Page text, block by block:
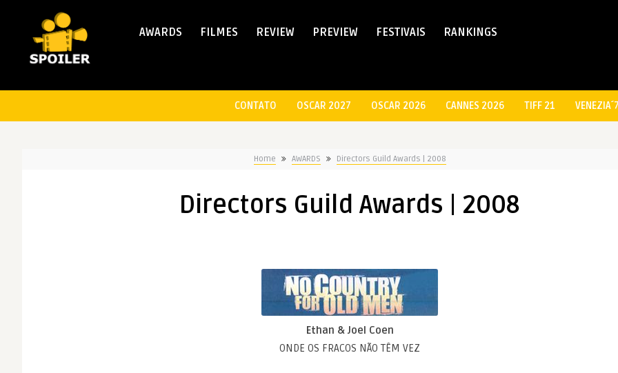
AWARDS FILMES REVIEW PREVIEW FESTIVAIS RANKINGS
CONTATO OSCAR 2027 OSCAR 2026 CANNES 2026 TIFF 21
Home AWARDS Directors Guild Awards | 2008
Directors Guild Awards | 2008
Ethan & Joel Coen
ONDE OS FRACOS NÃO TÊM VEZ